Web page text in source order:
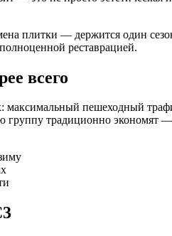
плитки — держится один
реставрацией.
всего
пешеходный
традиционно экономят